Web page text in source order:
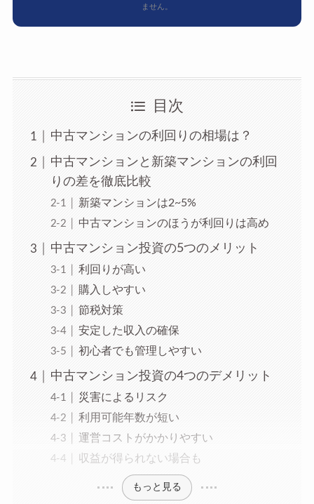
ません。
目次
中古マンションの利回りの相場は？
中古マンションと新築マンションの利回
りの差を徹底比較
新築マンションは2~5%
中古マンションのほうが利回りは高め
中古マンション投資の5つのメリット
利回りが高い
購入しやすい
節税対策
安定した収入の確保
初心者でも管理しやすい
中古マンション投資の4つのデメリット
災害によるリスク
利用可能年数が短い
運営コストがかかりやすい
収益が得られない場合も
もっと見る